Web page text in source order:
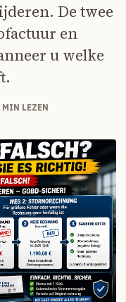
De twee
en
u welke
MIN LEZEN